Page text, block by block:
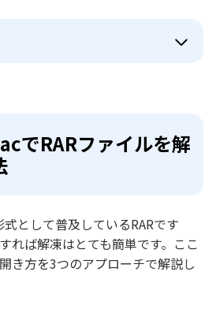
でRARファイルを解
として普及しているRARです
れば解凍はとても簡単です。ここ
き方を3つのアプローチで解説し